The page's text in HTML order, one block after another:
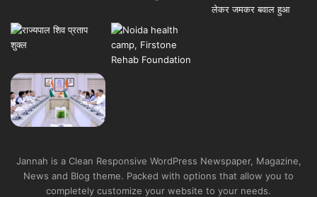
Jannah is a Clean Responsive WordPress Newspaper, Magazine,
News and Blog theme. Packed with options that allow you to
completely customize your website to your needs.